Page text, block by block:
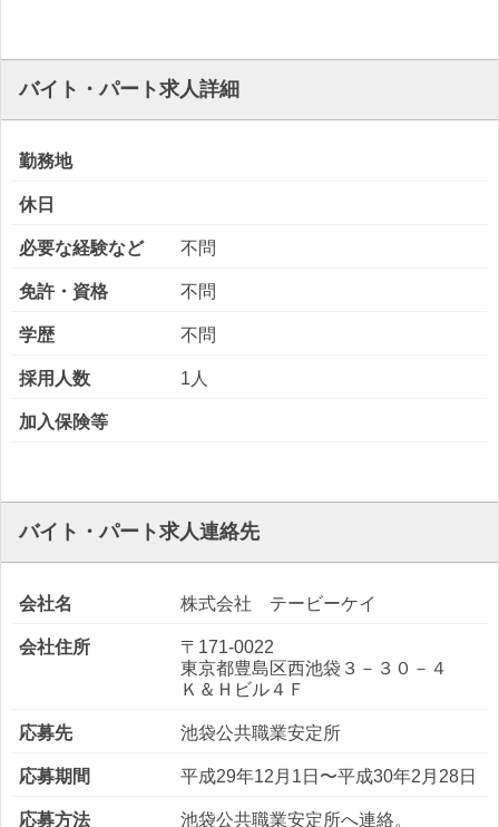
バイト・パート求人詳細
勤務地
休日
必要な経験など 不問
免許・資格 不問
学歴 不問
採用人数 1人
加入保険等
バイト・パート求人連絡先
会社名 株式会社 テービーケイ
会社住所
〒171-0022
東京都豊島区西池袋３－３０－４
Ｋ＆Ｈビル４Ｆ
応募先 池袋公共職業安定所
応募期間 平成29年12月1日〜平成30年2月28日
応募方法 池袋公共職業安定所へ連絡。